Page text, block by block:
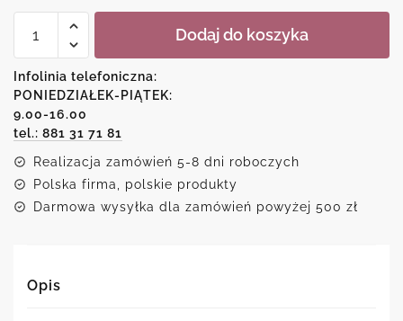
Plakat
podwójny
liśćmi
paproci
Dodaj do koszyka
Infolinia telefoniczna:
PONIEDZIAŁEK-PIĄTEK:
9.00-16.00
tel.: 881 31 71 81
Realizacja zamówień 5-8 dni roboczych
Polska firma, polskie produkty
Darmowa wysyłka dla zamówień powyżej 500 zł
Opis